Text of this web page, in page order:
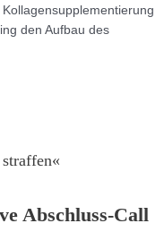
den Aufbau des
Abschluss-Call